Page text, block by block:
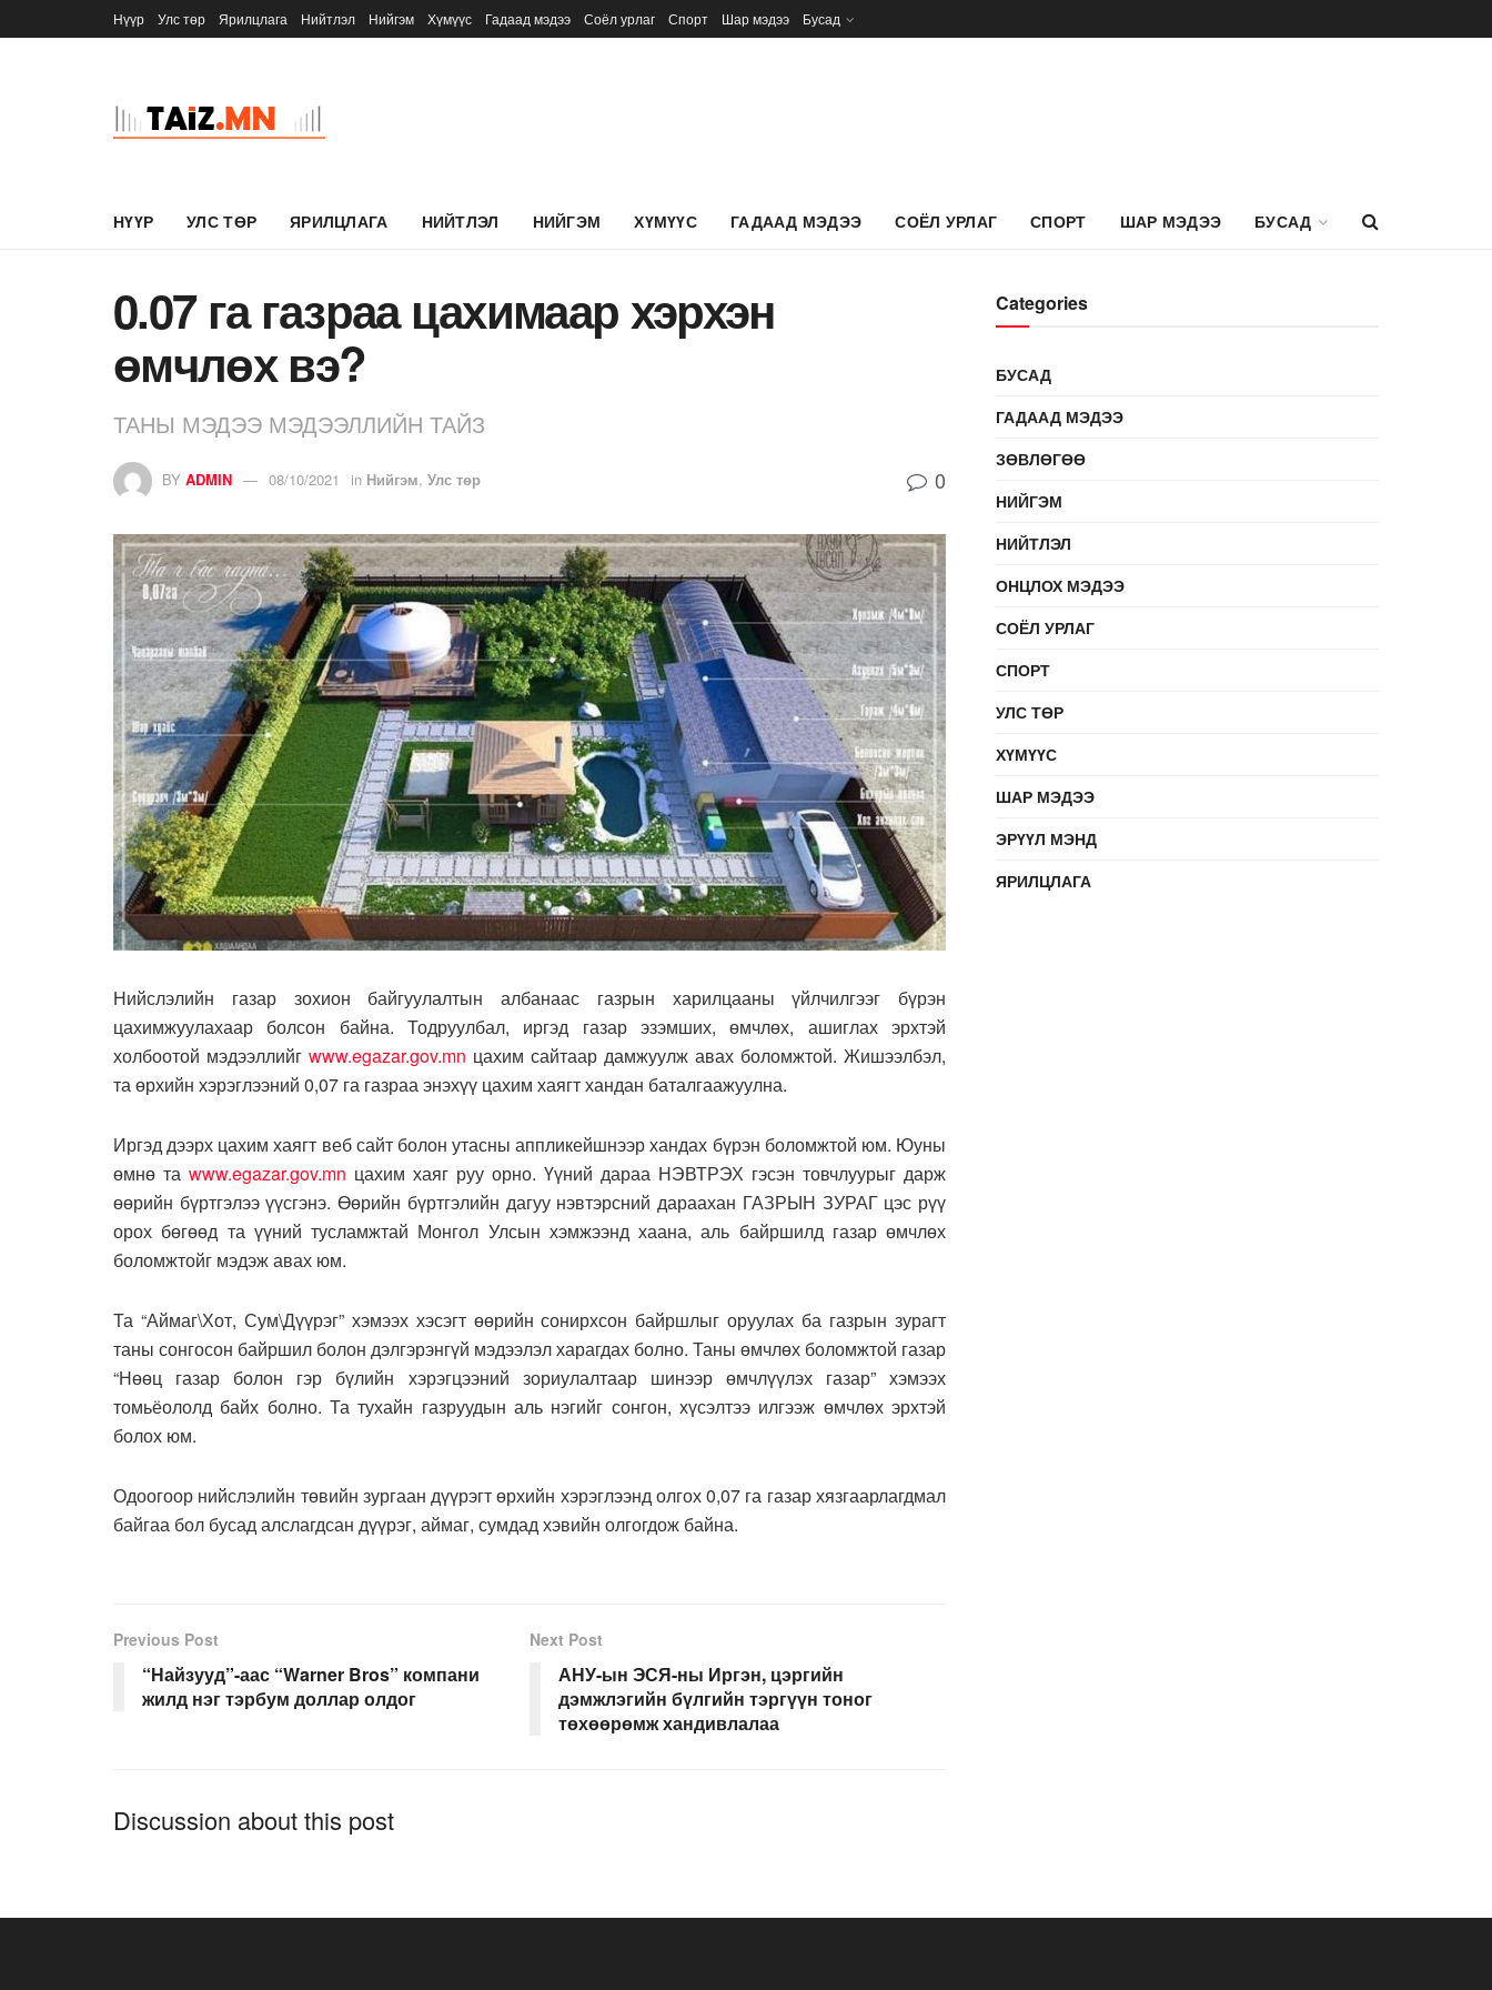
Нүүр Улс төр Ярилцлага Нийтлэл Нийгэм Хүмүүс Гадаад мэдээ Соёл урлаг Спорт Шар мэдээ Бусад
НҮҮР УЛС ТӨР ЯРИЛЦЛАГА НИЙТЛЭЛ НИЙГЭМ ХҮМҮҮС ГАДААД МЭДЭЭ СОЁЛ УРЛАГ СПОРТ ШАР МЭДЭЭ БУСАД
0.07 га газраа цахимаар хэрхэн
өмчлөх вэ?
ТАНЫ МЭДЭЭ МЭДЭЭЛЛИЙН ТАЙЗ
BY ADMIN 08/10/2021 in Нийгэм, Улс төр 0
Нийслэлийн газар зохион байгуулалтын албанаас газрын харилцааны үйлчилгээг бүрэн
цахимжуулахаар болсон байна. Тодруулбал, иргэд газар эзэмших, өмчлөх, ашиглах эрхтэй
холбоотой мэдээллийг www.egazar.gov.mn цахим сайтаар дамжуулж авах боломжтой. Жишээлбэл,
та өрхийн хэрэглээний 0,07 га газраа энэхүү цахим хаягт хандан баталгаажуулна.
Иргэд дээрх цахим хаягт веб сайт болон утасны аппликейшнээр хандах бүрэн боломжтой юм. Юуны
өмнө та www.egazar.gov.mn цахим хаяг руу орно. Үүний дараа НЭВТРЭХ гэсэн товчлуурыг дарж
өөрийн бүртгэлээ үүсгэнэ. Өөрийн бүртгэлийн дагуу нэвтэрсний дараахан ГАЗРЫН ЗУРАГ цэс рүү
орох бөгөөд та үүний тусламжтай Монгол Улсын хэмжээнд хаана, аль байршилд газар өмчлөх
боломжтойг мэдэж авах юм.
Та “Аймаг\Хот, Сум\Дүүрэг” хэмээх хэсэгт өөрийн сонирхсон байршлыг оруулах ба газрын зурагт
таны сонгосон байршил болон дэлгэрэнгүй мэдээлэл харагдах болно. Таны өмчлөх боломжтой газар
“Нөөц газар болон гэр бүлийн хэрэгцээний зориулалтаар шинээр өмчлүүлэх газар” хэмээх
томьёололд байх болно. Та тухайн газруудын аль нэгийг сонгон, хүсэлтээ илгээж өмчлөх эрхтэй
болох юм.
Одоогоор нийслэлийн төвийн зургаан дүүрэгт өрхийн хэрэглээнд олгох 0,07 га газар хязгаарлагдмал
байгаа бол бусад алслагдсан дүүрэг, аймаг, сумдад хэвийн олгогдож байна.
Previous Post
“Найзууд”-аас “Warner Bros” компани
жилд нэг тэрбум доллар олдог
Next Post
АНУ-ын ЭСЯ-ны Иргэн, цэргийн
дэмжлэгийн бүлгийн тэргүүн тоног
төхөөрөмж хандивлалаа
Discussion about this post
Categories
БУСАД
ГАДААД МЭДЭЭ
ЗӨВЛӨГӨӨ
НИЙГЭМ
НИЙТЛЭЛ
ОНЦЛОХ МЭДЭЭ
СОЁЛ УРЛАГ
СПОРТ
УЛС ТӨР
ХҮМҮҮС
ШАР МЭДЭЭ
ЭРҮҮЛ МЭНД
ЯРИЛЦЛАГА